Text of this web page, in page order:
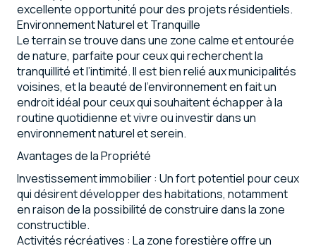
excellente opportunité pour des projets résidentiels.
Environnement Naturel et Tranquille
Le terrain se trouve dans une zone calme et entourée
de nature, parfaite pour ceux qui recherchent la
tranquillité et l’intimité. Il est bien relié aux municipalités
voisines, et la beauté de l’environnement en fait un
endroit idéal pour ceux qui souhaitent échapper à la
routine quotidienne et vivre ou investir dans un
environnement naturel et serein.
Avantages de la Propriété
Investissement immobilier : Un fort potentiel pour ceux
qui désirent développer des habitations, notamment
en raison de la possibilité de construire dans la zone
constructible.
Activités récréatives : La zone forestière offre un